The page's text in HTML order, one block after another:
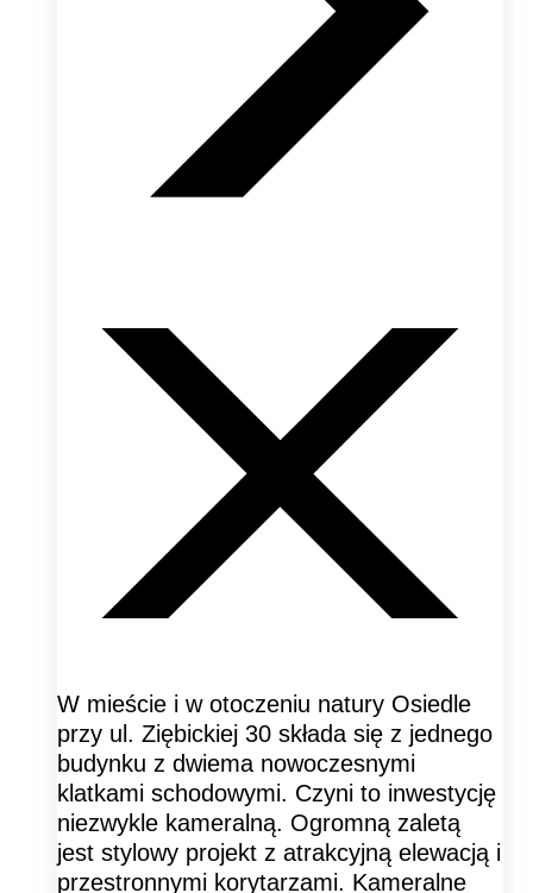
W mieście i w otoczeniu natury Osiedle
przy ul. Ziębickiej 30 składa się z jednego
budynku z dwiema nowoczesnymi
klatkami schodowymi. Czyni to inwestycję
niezwykle kameralną. Ogromną zaletą
jest stylowy projekt z atrakcyjną elewacją i
przestronnymi korytarzami. Kameralne